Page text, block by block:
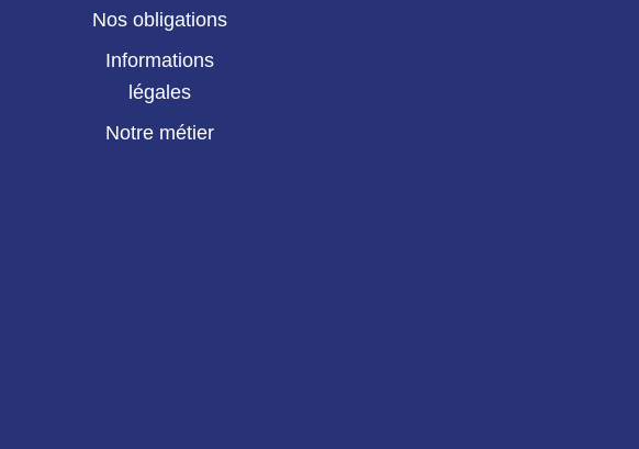
Nos obligations
Informations
légales
Notre métier